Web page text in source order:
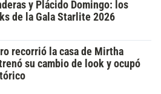
y Plácido Domingo: los
de la Gala Starlite 2026
recorrió la casa de Mirtha
su cambio de look y ocupó